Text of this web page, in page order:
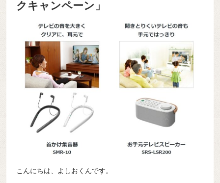
クキャンペーン」
こんにちは、よしおくんです。